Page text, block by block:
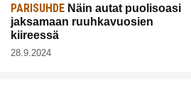
PARISUHDE Näin autat puolisoasi
jaksamaan ruuhkavuosien
kiireessä
28.9.2024